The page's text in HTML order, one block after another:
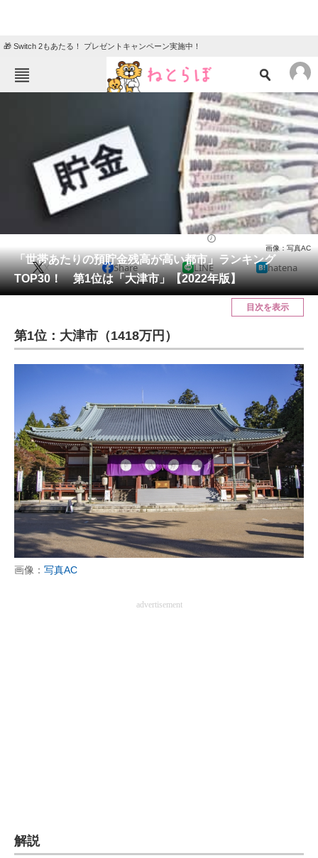
🎁 Switch 2もあたる！ プレゼントキャンペーン実施中！
ニュース
クイズ
地域
教育・育児
リサーチ
会員記事
メディア
ITの今と未来を見通す
進化するPCとデバイスの未来
好きが集まる 比べて選べる
ビジネスと働き方のヒント
AI活用のいまが分かる
企業ITのトレンドを詳説
エネルギーの専門メディア
「世帯あたりの預貯金残高が高い都市」ランキング
TOP30！ 第1位は「大津市」【2022年版】
画像：写真AC
X Share LINE hatena
目次を表示
第1位：大津市（1418万円）
画像： 写真AC
advertisement
解説